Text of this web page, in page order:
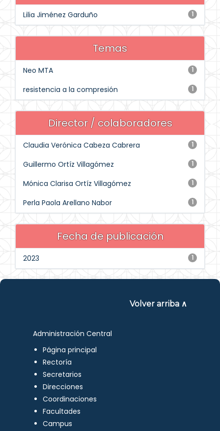
1
Lilia Jiménez Garduño
Temas
1
Neo MTA
1
resistencia a la compresión
Director / colaboradores
1
Claudia Verónica Cabeza Cabrera
1
Guillermo Ortíz Villagómez
1
Mónica Clarisa Ortíz Villagómez
1
Perla Paola Arellano Nabor
Fecha de publicación
1
2023
Volver arriba ∧
Administración Central
Página principal
Rectoría
Secretarios
Direcciones
Coordinaciones
Facultades
Campus